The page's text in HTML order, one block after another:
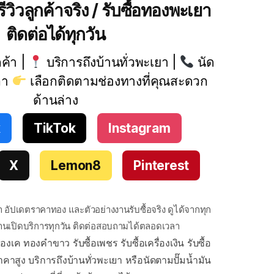
วลูกค้าจริง / รับซื้อทองพะเยา
ติดต่อได้ทุกวัน
า | บริการถึงบ้านทั่วพะเยา |
นัด
เลือกติดตามช่องทางที่คุณสะดวก
ด้านล่าง
TikTok Instagram
X Lemon8 Pinterest
อัปเดตราคาทอง และตัวอย่างงานรับซื้อจริง ดูได้จากทุก
เปิดบริการทุกวัน ติดต่อสอบถามได้ตลอดเวลา
เค ทองคำขาว รับซื้อเพชร รับซื้อเครื่องเงิน รับซื้อ
าสูง บริการถึงบ้านทั่วพะเยา หรือนัดตามปั๊มน้ำมัน